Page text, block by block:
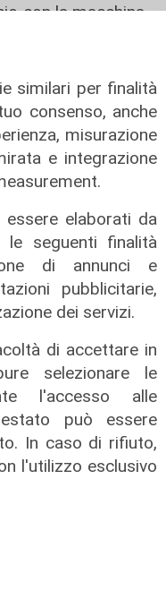
similari per finalità
consenso, anche
misurazione
e integrazione
elaborati da
le seguenti finalità
di annunci e
pubblicitarie,
dei servizi.
di accettare in
selezionare le
l'accesso alle
può essere
In caso di rifiuto,
l'utilizzo esclusivo
con la macchina
mamma”. Mio
tutto per essere
riprese di un film
Fausto è molto
prendere all’asilo,
Voglio
questa mia
-"Chi fa questo
soddisfatto.
tutto. È un bene,
mantenere il
per strada,
I temi aperti
sono pochi, ma
prossimi 5 anni
per il futuro di